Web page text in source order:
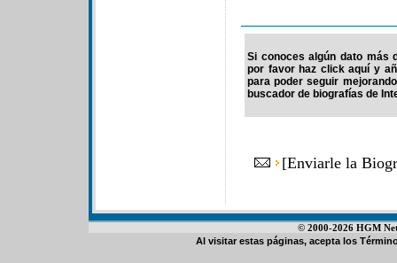
Si conoces algún dato más
por favor haz click aquí y
para poder seguir
buscador de biografías de
[Enviarle la
© 2000-2026 HGM
Al visitar estas páginas, acepta los